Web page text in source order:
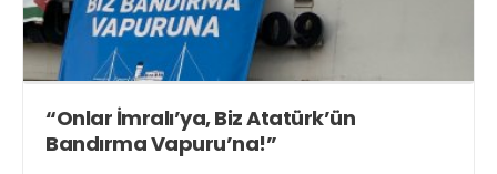
“Onlar İmralı’ya, Biz Atatürk’ün
Bandırma Vapuru’na!”